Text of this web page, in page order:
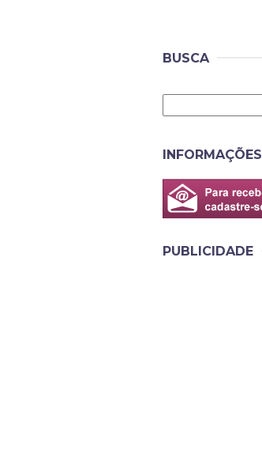
BUSCA
INFORMAÇÕES
PUBLICIDADE